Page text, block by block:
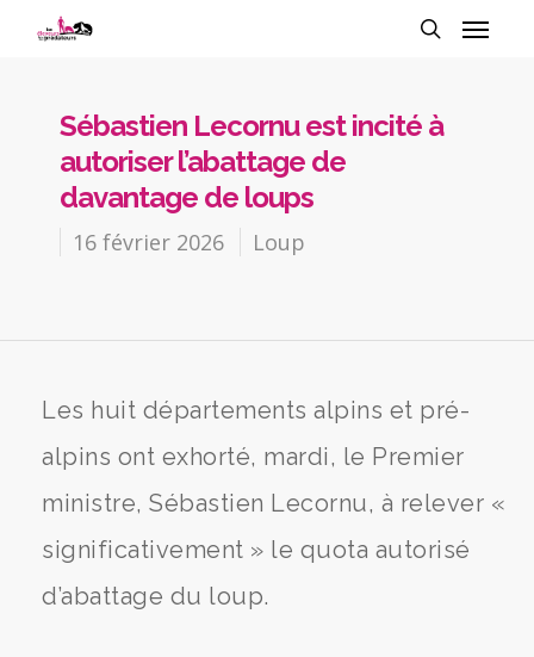
Sébastien Lecornu est incité à
autoriser l’abattage de
davantage de loups
16 février 2026 Loup
Les huit départements alpins et pré-
alpins ont exhorté, mardi, le Premier
ministre, Sébastien Lecornu, à relever «
significativement » le quota autorisé
d’abattage du loup.